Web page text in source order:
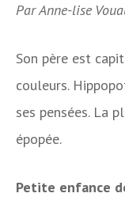
Par Anne-lise
Son père est
couleurs.
ses pensées. La
épopée.
Petite enfance